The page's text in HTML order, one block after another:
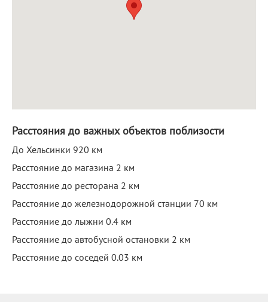
Расстояния до важных объектов поблизости
До Хельсинки 920 км
Расстояние до магазина 2 км
Расстояние до ресторана 2 км
Расстояние до железнодорожной станции 70 км
Расстояние до лыжни 0.4 км
Расстояние до автобусной остановки 2 км
Расстояние до соседей 0.03 км